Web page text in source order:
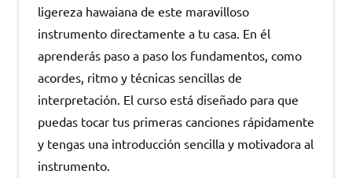
ligereza hawaiana de este maravilloso
instrumento directamente a tu casa. En él
aprenderás paso a paso los fundamentos, como
acordes, ritmo y técnicas sencillas de
interpretación. El curso está diseñado para que
puedas tocar tus primeras canciones rápidamente
y tengas una introducción sencilla y motivadora al
instrumento.